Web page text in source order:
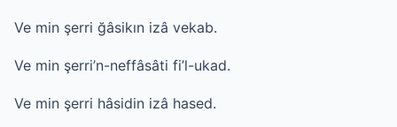
Ve min şerri ğâsikın izâ vekab.
Ve min şerri’n-neffâsâti fi’l-ukad.
Ve min şerri hâsidin izâ hased.